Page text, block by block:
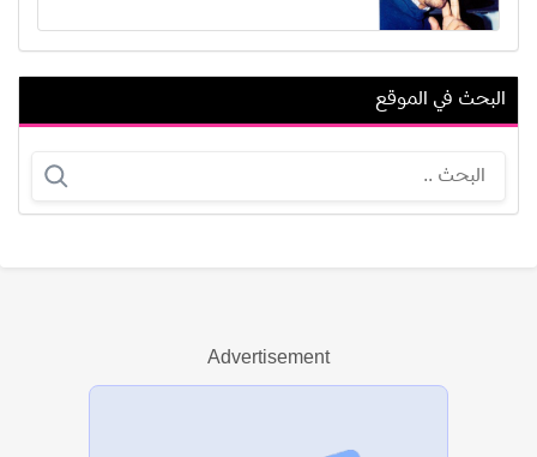
مشعل حسين
عرض الكل
البحث في الموقع
Advertisement